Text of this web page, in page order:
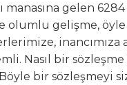
manasına gelen
olumlu gelişme,
inancımıza
Nasıl bir sözleşme
bir sözleşmeyi